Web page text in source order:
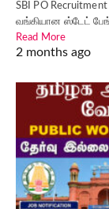
SBI PO
வங்கியான ஸ்டேட்
Read More
2 months ago